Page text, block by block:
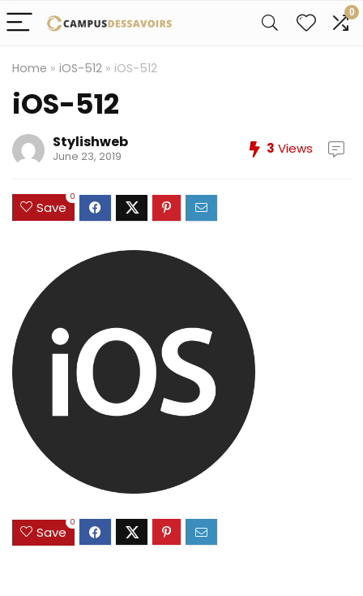
0
Home » iOS-512 » iOS-512
iOS-512
Stylishweb
June 23, 2019 3 Views
Save
0
Save
0